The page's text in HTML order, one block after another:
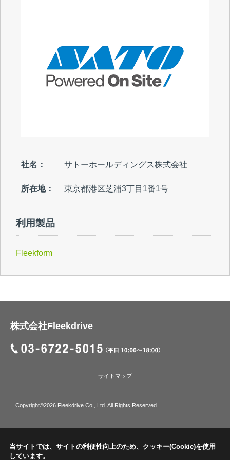
社名： サトーホールディングス株式会社
所在地： 東京都港区芝浦3丁目1番1号
利用製品
Fleekform
株式会社Fleekdrive
サイトマップ
Copyright©2026 Fleekdrive Co., Ltd. All Rights Reserved.
当サイトでは、サイトの利便性向上のため、クッキー(Cookie)を使用
しています。